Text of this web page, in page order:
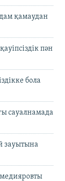
қамаудан
пән
бола
сауалнамада
зауытына